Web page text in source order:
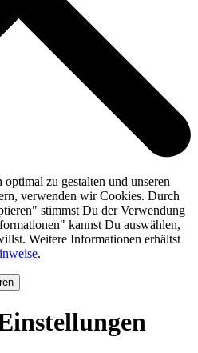
zu gestalten und unseren
verwenden wir Cookies. Durch
stimmst Du der Verwendung
kannst Du auswählen,
Weitere Informationen erhältst
.